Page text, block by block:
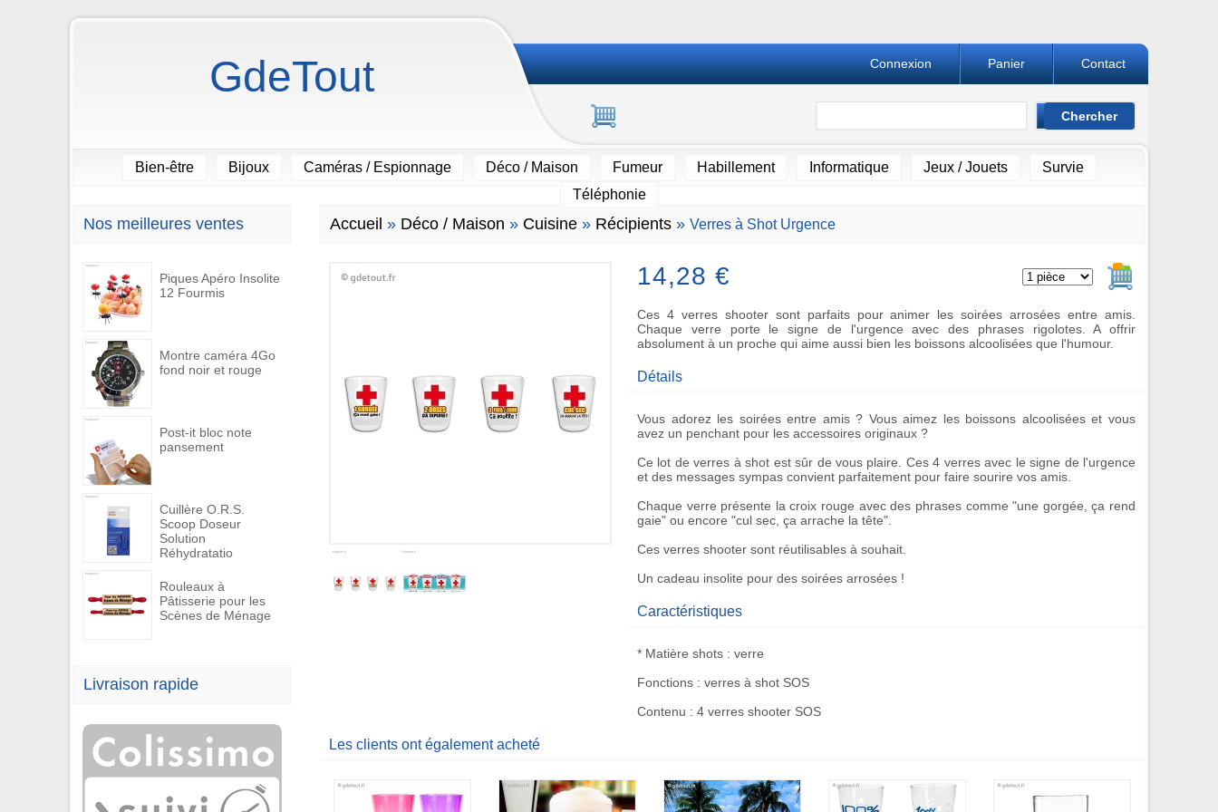
GdeTout Contact
Panier
Connexion
Bien-être Bijoux Caméras / Espionnage Déco / Maison Fumeur Habillement Informatique Jeux / Jouets
Survie
Téléphonie
Nos meilleures ventes
Piques Apéro Insolite
12 Fourmis
Montre caméra 4Go
fond noir et rouge
Post-it bloc note
pansement
Cuillère O.R.S.
Scoop Doseur
Solution
Réhydratatio
Rouleaux à
Pâtisserie pour les
Scènes de Ménage
Livraison rapide
Accueil » Déco / Maison » Cuisine » Récipients » Verres à Shot Urgence
14,28 €
Ces 4 verres shooter sont parfaits pour animer les soirées arrosées entre amis.
Chaque verre porte le signe de l'urgence avec des phrases rigolotes. A offrir
absolument à un proche qui aime aussi bien les boissons alcoolisées que l'humour.
Détails
Vous adorez les soirées entre amis ? Vous aimez les boissons alcoolisées et vous
avez un penchant pour les accessoires originaux ?
Ce lot de verres à shot est sûr de vous plaire. Ces4 verresavec le signe de l'urgence
et des messages sympas convient parfaitement pour faire sourire vos amis.
Chaque verre présente lacroix rouge avec des phrases comme "une gorgée, ça rend
gaie" ou encore "cul sec, ça arrache la tête".
Ces verres shooter sont réutilisables à souhait.
Un cadeau insolite pour des soirées arrosées !
Caractéristiques
* Matière shots : verre
Fonctions : verres à shot SOS
Contenu : 4 verres shooter SOS
Les clients ont également acheté